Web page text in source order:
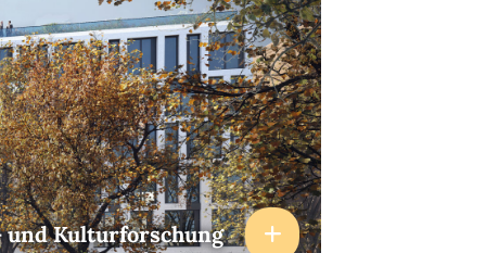
des 13. Jahrhunderts
Kulturforschung